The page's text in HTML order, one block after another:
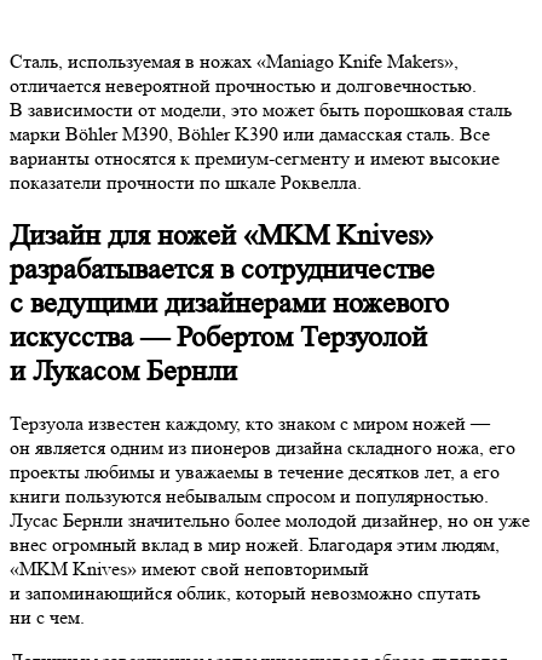
Сталь, используемая в ножах «Maniago Knife Makers»,
отличается невероятной прочностью и долговечностью.
В зависимости от модели, это может быть порошковая сталь
марки Böhler M390, Böhler K390 или дамасская сталь. Все
варианты относятся к премиум-сегменту и имеют высокие
показатели прочности по шкале Роквелла.
Дизайн для ножей «MKM Knives»
разрабатывается в сотрудничестве
с ведущими дизайнерами ножевого
искусства — Робертом Терзуолой
и Лукасом Бернли
Терзуола известен каждому, кто знаком с миром ножей —
он является одним из пионеров дизайна складного ножа, его
проекты любимы и уважаемы в течение десятков лет, а его
книги пользуются небывалым спросом и популярностью.
Лусас Бернли значительно более молодой дизайнер, но он уже
внес огромный вклад в мир ножей. Благодаря этим людям,
«MKM Knives» имеют свой неповторимый
и запоминающийся облик, который невозможно спутать
ни с чем.